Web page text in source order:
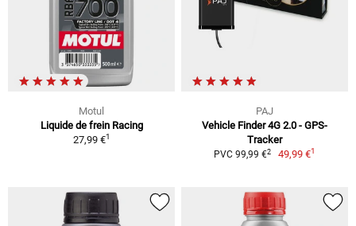
Motul
Liquide de frein Racing
27,99 €1
PAJ
Vehicle Finder 4G 2.0 - GPS-
Tracker
PVC 99,99 €2 49,99 €1